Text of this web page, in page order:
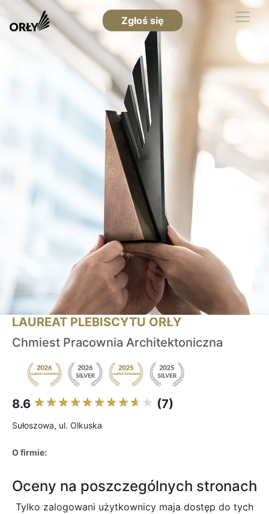
Zgłoś się
LAUREAT PLEBISCYTU ORŁY
Chmiest Pracownia Architektoniczna
8.6 (7)
Sułoszowa, ul. Olkuska
O firmie:
Oceny na poszczególnych stronach
Tylko zalogowani użytkownicy maja dostęp do tych